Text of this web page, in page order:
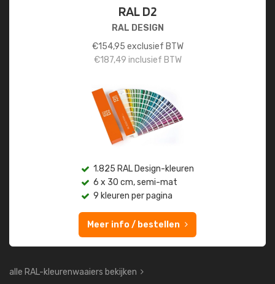
RAL D2
RAL DESIGN
€154,95 exclusief BTW
€187,49 inclusief BTW
1.825 RAL Design-kleuren
6 x 30 cm, semi-mat
9 kleuren per pagina
Meer info / bestellen
alle RAL-kleurenwaaiers bekijken